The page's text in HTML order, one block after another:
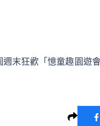
末狂歡「憶童趣園遊